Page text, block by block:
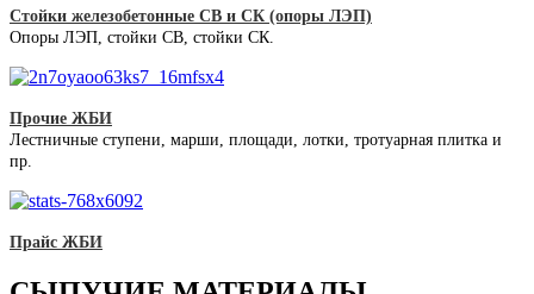
Стойки железобетонные СВ и СК (опоры ЛЭП)
Опоры ЛЭП, стойки СВ, стойки СК.
Прочие ЖБИ
Лестничные ступени, марши, площади, лотки, тротуарная плитка и
пр.
Прайс ЖБИ